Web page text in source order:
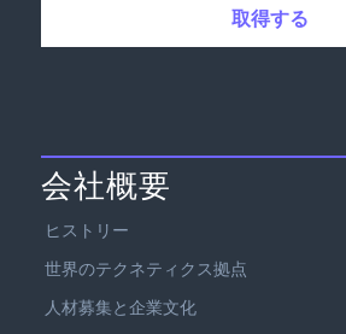
会社概要
ヒストリー
世界のテクネティクス拠点
人材募集と企業文化